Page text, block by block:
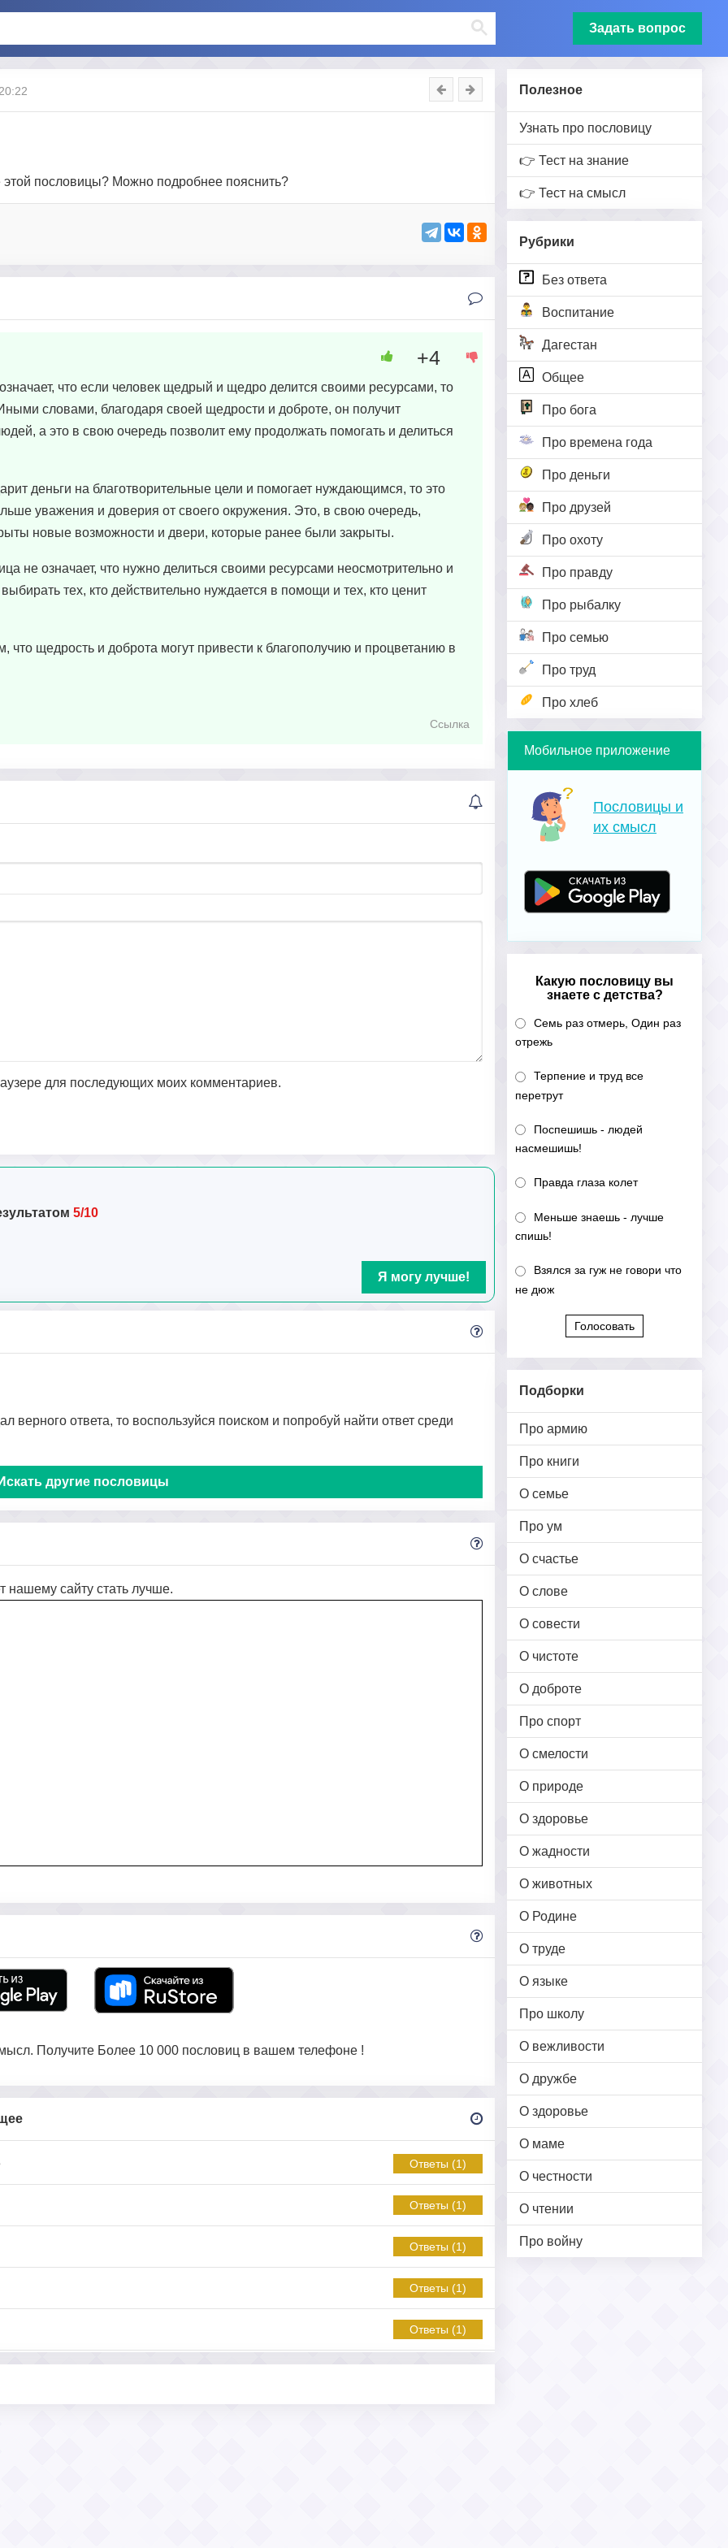
Задать вопрос
Полезное
Узнать про пословицу
👉 Тест на знание
👉 Тест на смысл
Рубрики
Без ответа
Воспитание
Дагестан
Общее
Про бога
Про времена года
Про деньги
Про друзей
Про охоту
Про правду
Про рыбалку
Про семью
Про труд
Про хлеб
Мобильное приложение
Пословицы и
их смысл
Какую пословицу вы
знаете с детства?
Семь раз отмерь, Один раз
отрежь
Терпение и труд все
перетрут
Поспешишь - людей
насмешишь!
Правда глаза колет
Меньше знаешь - лучше
спишь!
Взялся за гуж не говори что
не дюж
Голосовать
Подборки
Про армию
Про книги
О семье
Про ум
О счастье
О слове
О совести
О чистоте
О доброте
Про спорт
О смелости
О природе
О здоровье
О жадности
О животных
О Родине
О труде
О языке
Про школу
О вежливости
О дружбе
О здоровье
О маме
О честности
О чтении
Про войну
этой пословицы? Можно подробнее пояснить?
что если человек щедрый и щедро делится своими ресурсами, то
словами, благодаря своей щедрости и доброте, он получит
а это в свою очередь позволит ему продолжать помогать и делиться
деньги на благотворительные цели и помогает нуждающимся, то это
уважения и доверия от своего окружения. Это, в свою очередь,
новые возможности и двери, которые ранее были закрыты.
не означает, что нужно делиться своими ресурсами неосмотрительно и
тех, кто действительно нуждается в помощи и тех, кто ценит
что щедрость и доброта могут привести к благополучию и процветанию в
+4
Ссылка
для последующих моих комментариев.
5/10
Я могу лучше!
верного ответа, то воспользуйся поиском и попробуй найти ответ среди
другие пословицы
нашему сайту стать лучше.
Получите Более 10 000 пословиц в вашем телефоне !
Ответы (1)
Ответы (1)
Ответы (1)
Ответы (1)
Ответы (1)